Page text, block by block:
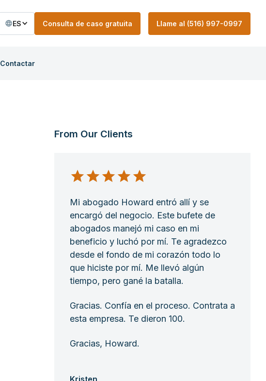
ES Consulta de caso gratuita Llame al (516) 997-0997
Contactar
From Our Clients
Mi abogado Howard entró allí y se
encargó del negocio. Este bufete de
abogados manejó mi caso en mi
beneficio y luchó por mí. Te agradezco
desde el fondo de mi corazón todo lo
que hiciste por mí. Me llevó algún
tiempo, pero gané la batalla.
Gracias. Confía en el proceso. Contrata a
esta empresa. Te dieron 100.
Gracias, Howard.
Kristen